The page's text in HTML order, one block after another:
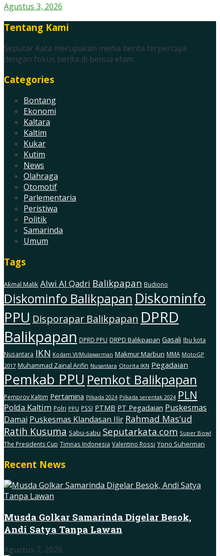
Agustus 3, 2026
Tentang Kami
Seputar Kata merupakan media berita terpercaya
dengan fokus berita di benua etam.
Categories
Bontang
Ekonomi
Kaltara
Kaltim
Kukar
Kutim
News
Olahraga
Otomotif
Parlementaria
Peristiwa
Politik
Samarinda
Umum
Tags
Akmal Malik Alwi Al Qadri Balikpapan Budiono
Diskominfo Balikpapan Diskominfo
PPU Disporapar Balikpapan DPRD
Balikpapan DPRD PPU DRPD Balikpapan Gasali Ibu kota
Nusantara IKN Kodam Vl/Mulawarman Makmur Marbun MMA MotoGP
2017 Muhammad Zainal Arifin Nusantara Otorita IKN Pegadaian
Pemkab PPU Pemkot Balikpapan
Pemprov Kaltim Pertamina Pilkada 2024 Pilkada serentak 2024 PLN
Polda Kaltim Polri PPU PSSI PTMB PT Pegadaian Puskesmas
Damai Puskesmas Klandasan Ilir Rahmad Mas'ud
Ratih Kusuma Sabu-sabu Seputarkata.com Super Bowl
The Presidents Cup Timnas Indonesia Valentino Rossi Yono Suherman
Recent News
Musda Golkar Samarinda Digelar Besok,
Andi Satya Tanpa Lawan
Agustus 7, 2026